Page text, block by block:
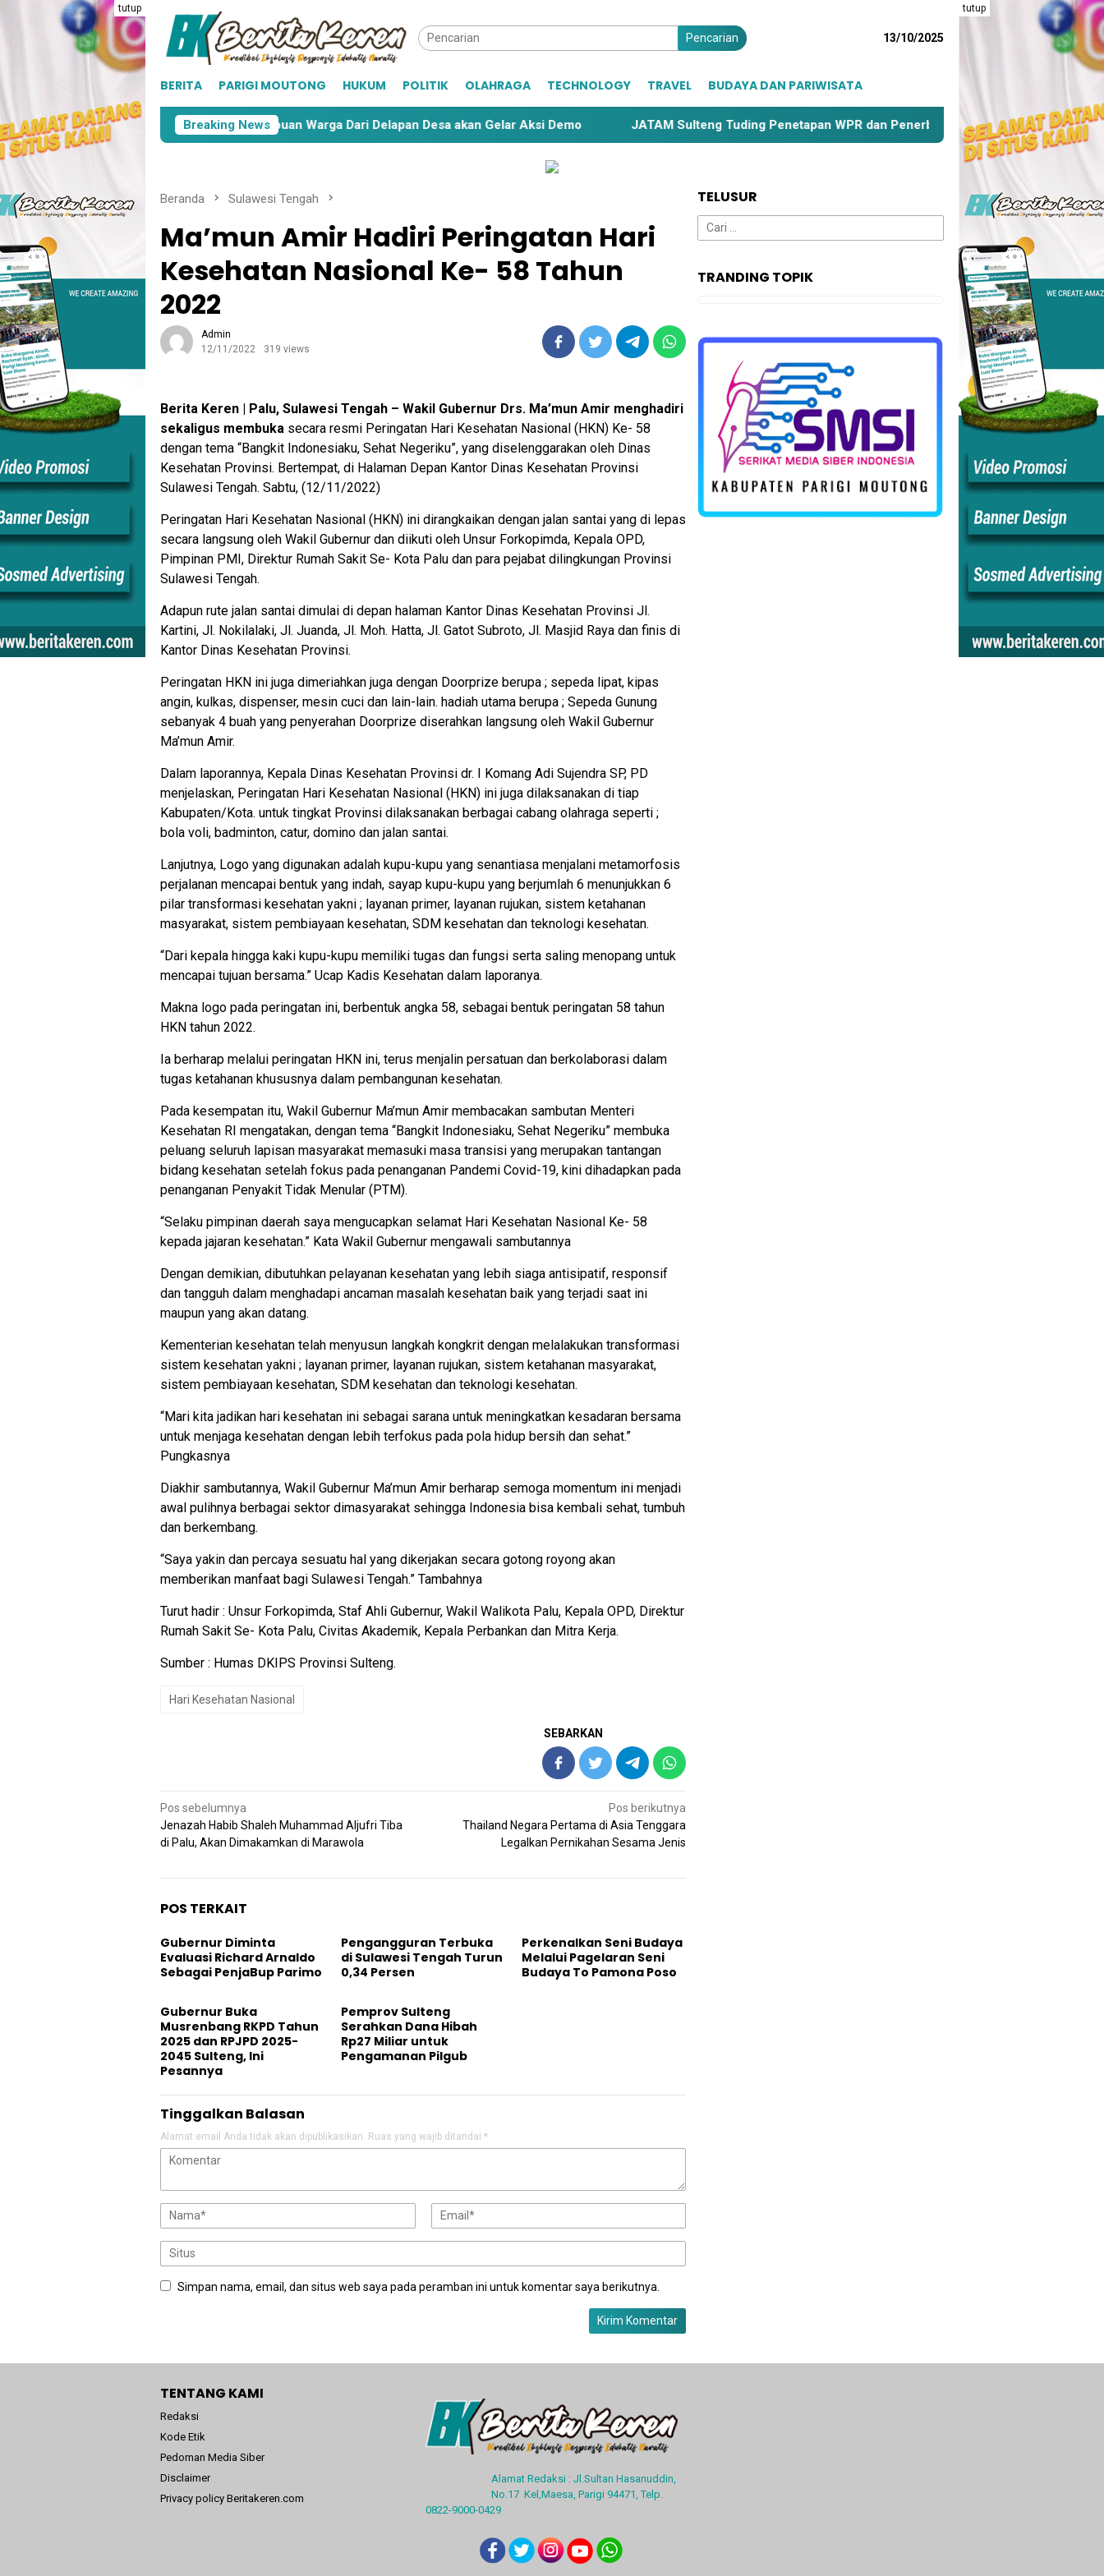
tutup tutup
Pencarian 13/10/2025
BERITA PARIGI MOUTONG HUKUM POLITIK OLAHRAGA TECHNOLOGY TRAVEL BUDAYA DAN PARIWISATA
Breaking News
Aktivitas PETI di Taopa, Ribuan Warga Dari Delapan Desa akan Gelar Aksi Demo JATAM Sulteng Tuding Penetapan WPR dan Penerbitan IPR di Parigi Moutong Terkesan
Beranda Sulawesi Tengah
Ma’mun Amir Hadiri Peringatan Hari
Kesehatan Nasional Ke- 58 Tahun
2022
Admin
12/11/2022
319 views
Berita Keren | Palu, Sulawesi Tengah – Wakil Gubernur Drs. Ma’mun Amir menghadiri
sekaligus membuka secara resmi Peringatan Hari Kesehatan Nasional (HKN) Ke- 58
dengan tema “Bangkit Indonesiaku, Sehat Negeriku”, yang diselenggarakan oleh Dinas
Kesehatan Provinsi. Bertempat, di Halaman Depan Kantor Dinas Kesehatan Provinsi
Sulawesi Tengah. Sabtu, (12/11/2022)
Peringatan Hari Kesehatan Nasional (HKN) ini dirangkaikan dengan jalan santai yang di lepas
secara langsung oleh Wakil Gubernur dan diikuti oleh Unsur Forkopimda, Kepala OPD,
Pimpinan PMI, Direktur Rumah Sakit Se- Kota Palu dan para pejabat dilingkungan Provinsi
Sulawesi Tengah.
Adapun rute jalan santai dimulai di depan halaman Kantor Dinas Kesehatan Provinsi Jl.
Kartini, Jl. Nokilalaki, Jl. Juanda, Jl. Moh. Hatta, Jl. Gatot Subroto, Jl. Masjid Raya dan finis di
Kantor Dinas Kesehatan Provinsi.
Peringatan HKN ini juga dimeriahkan juga dengan Doorprize berupa ; sepeda lipat, kipas
angin, kulkas, dispenser, mesin cuci dan lain-lain. hadiah utama berupa ; Sepeda Gunung
sebanyak 4 buah yang penyerahan Doorprize diserahkan langsung oleh Wakil Gubernur
Ma’mun Amir.
Dalam laporannya, Kepala Dinas Kesehatan Provinsi dr. I Komang Adi Sujendra SP, PD
menjelaskan, Peringatan Hari Kesehatan Nasional (HKN) ini juga dilaksanakan di tiap
Kabupaten/Kota. untuk tingkat Provinsi dilaksanakan berbagai cabang olahraga seperti ;
bola voli, badminton, catur, domino dan jalan santai.
Lanjutnya, Logo yang digunakan adalah kupu-kupu yang senantiasa menjalani metamorfosis
perjalanan mencapai bentuk yang indah, sayap kupu-kupu yang berjumlah 6 menunjukkan 6
pilar transformasi kesehatan yakni ; layanan primer, layanan rujukan, sistem ketahanan
masyarakat, sistem pembiayaan kesehatan, SDM kesehatan dan teknologi kesehatan.
“Dari kepala hingga kaki kupu-kupu memiliki tugas dan fungsi serta saling menopang untuk
mencapai tujuan bersama.” Ucap Kadis Kesehatan dalam laporanya.
Makna logo pada peringatan ini, berbentuk angka 58, sebagai bentuk peringatan 58 tahun
HKN tahun 2022.
Ia berharap melalui peringatan HKN ini, terus menjalin persatuan dan berkolaborasi dalam
tugas ketahanan khususnya dalam pembangunan kesehatan.
Pada kesempatan itu, Wakil Gubernur Ma’mun Amir membacakan sambutan Menteri
Kesehatan RI mengatakan, dengan tema “Bangkit Indonesiaku, Sehat Negeriku” membuka
peluang seluruh lapisan masyarakat memasuki masa transisi yang merupakan tantangan
bidang kesehatan setelah fokus pada penanganan Pandemi Covid-19, kini dihadapkan pada
penanganan Penyakit Tidak Menular (PTM).
“Selaku pimpinan daerah saya mengucapkan selamat Hari Kesehatan Nasional Ke- 58
kepada jajaran kesehatan.” Kata Wakil Gubernur mengawali sambutannya
Dengan demikian, dibutuhkan pelayanan kesehatan yang lebih siaga antisipatif, responsif
dan tangguh dalam menghadapi ancaman masalah kesehatan baik yang terjadi saat ini
maupun yang akan datang.
Kementerian kesehatan telah menyusun langkah kongkrit dengan melalakukan transformasi
sistem kesehatan yakni ; layanan primer, layanan rujukan, sistem ketahanan masyarakat,
sistem pembiayaan kesehatan, SDM kesehatan dan teknologi kesehatan.
“Mari kita jadikan hari kesehatan ini sebagai sarana untuk meningkatkan kesadaran bersama
untuk menjaga kesehatan dengan lebih terfokus pada pola hidup bersih dan sehat.”
Pungkasnya
Diakhir sambutannya, Wakil Gubernur Ma’mun Amir berharap semoga momentum ini menjadi
awal pulihnya berbagai sektor dimasyarakat sehingga Indonesia bisa kembali sehat, tumbuh
dan berkembang.
“Saya yakin dan percaya sesuatu hal yang dikerjakan secara gotong royong akan
memberikan manfaat bagi Sulawesi Tengah.” Tambahnya
Turut hadir : Unsur Forkopimda, Staf Ahli Gubernur, Wakil Walikota Palu, Kepala OPD, Direktur
Rumah Sakit Se- Kota Palu, Civitas Akademik, Kepala Perbankan dan Mitra Kerja.
Sumber : Humas DKIPS Provinsi Sulteng.
Hari Kesehatan Nasional
SEBARKAN
Navigasi
pos
Pos sebelumnya
Jenazah Habib Shaleh Muhammad Aljufri Tiba
di Palu, Akan Dimakamkan di Marawola
Pos berikutnya
Thailand Negara Pertama di Asia Tenggara
Legalkan Pernikahan Sesama Jenis
POS TERKAIT
Gubernur Diminta
Evaluasi Richard Arnaldo
Sebagai PenjaBup Parimo
Pengangguran Terbuka
di Sulawesi Tengah Turun
0,34 Persen
Perkenalkan Seni Budaya
Melalui Pagelaran Seni
Budaya To Pamona Poso
Gubernur Buka
Musrenbang RKPD Tahun
2025 dan RPJPD 2025-
2045 Sulteng, Ini
Pesannya
Pemprov Sulteng
Serahkan Dana Hibah
Rp27 Miliar untuk
Pengamanan Pilgub
Tinggalkan Balasan
Alamat email Anda tidak akan dipublikasikan. Ruas yang wajib ditandai *
Simpan nama, email, dan situs web saya pada peramban ini untuk komentar saya berikutnya.
TELUSUR
Cari
untuk:
TRANDING TOPIK
TENTANG KAMI
Redaksi
Kode Etik
Pedoman Media Siber
Disclaimer
Privacy policy Beritakeren.com
Alamat Redaksi : Jl.Sultan Hasanuddin,
No.17 Kel,Maesa, Parigi 94471, Telp.
0822-9000-0429